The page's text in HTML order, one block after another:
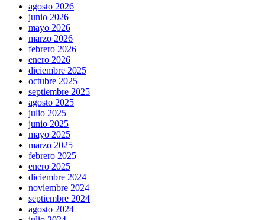
agosto 2026
junio 2026
mayo 2026
marzo 2026
febrero 2026
enero 2026
diciembre 2025
octubre 2025
septiembre 2025
agosto 2025
julio 2025
junio 2025
mayo 2025
marzo 2025
febrero 2025
enero 2025
diciembre 2024
noviembre 2024
septiembre 2024
agosto 2024